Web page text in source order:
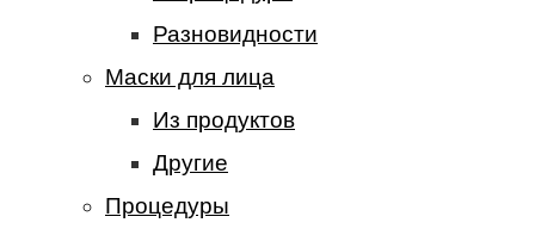
Разновидности
Маски для лица
Из продуктов
Другие
Процедуры